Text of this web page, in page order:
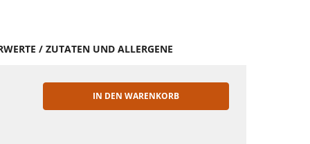
/ ZUTATEN UND ALLERGENE
IN DEN WARENKORB